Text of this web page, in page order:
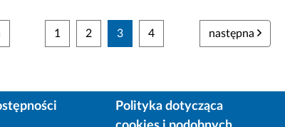
1 2 3 4 następna
Polityka dotycząca